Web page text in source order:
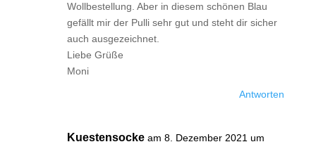
Wollbestellung. Aber in diesem schönen Blau
gefällt mir der Pulli sehr gut und steht dir sicher
auch ausgezeichnet.
Liebe Grüße
Moni
Antworten
Kuestensocke am 8. Dezember 2021 um